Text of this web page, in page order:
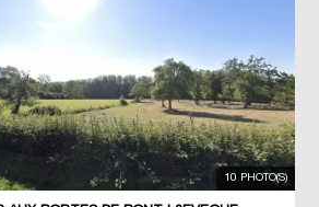
10 PHOTO(S)